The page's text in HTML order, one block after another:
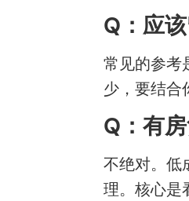
Q：应
常见的参考
少，要结合
Q：有
不绝对。低
理。核心是